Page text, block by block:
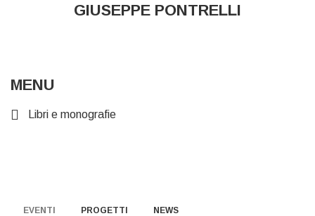
GIUSEPPE PONTRELLI
MENU
Libri e monografie
EVENTI PROGETTI NEWS